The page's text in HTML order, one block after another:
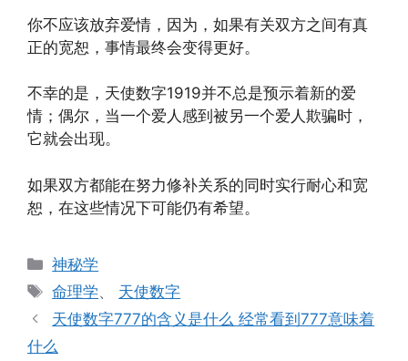
你不应该放弃爱情，因为，如果有关双方之间有真
正的宽恕，事情最终会变得更好。
不幸的是，天使数字1919并不总是预示着新的爱
情；偶尔，当一个爱人感到被另一个爱人欺骗时，
它就会出现。
如果双方都能在努力修补关系的同时实行耐心和宽
恕，在这些情况下可能仍有希望。
分
类
神秘学
标
签
命理学、 天使数字
天使数字777的含义是什么 经常看到777意味着
什么